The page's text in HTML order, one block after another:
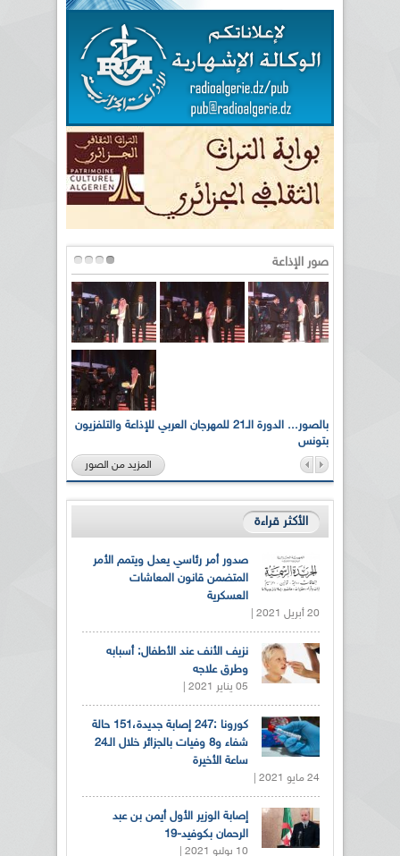
صور الإذاعة
بالصور... الدورة الـ21 للمهرجان العربي للإذاعة والتلفزيون
بتونس
المزيد من الصور
الأكثر قراءة
صدور أمر رئاسي يعدل ويتمم الأمر
المتضمن قانون المعاشات
العسكرية
20 أبريل 2021 |
نزيف الأنف عند الأطفال: أسبابه
وطرق علاجه
05 يناير 2021 |
كورونا :247 إصابة جديدة،151 حالة
شفاء و8 وفيات بالجزائر خلال الـ24
ساعة الأخيرة
24 مايو 2021 |
إصابة الوزير الأول أيمن بن عبد
الرحمان بكوفيد-19
10 يوليو 2021 |